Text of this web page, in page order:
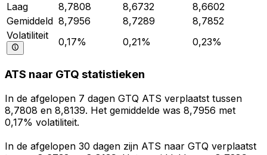
Laag
8,7808 8,6732
8,6602
Gemiddeld 8,7956 8,7289
8,7852
Volatiliteit
0,17% 0,21% 0,23%
ATS naar GTQ statistieken
In de afgelopen 7 dagen GTQ ATS verplaatst tussen
8,7808 en 8,8139. Het gemiddelde was 8,7956 met
0,17% volatiliteit.
In de afgelopen 30 dagen zijn ATS naar GTQ verplaatst